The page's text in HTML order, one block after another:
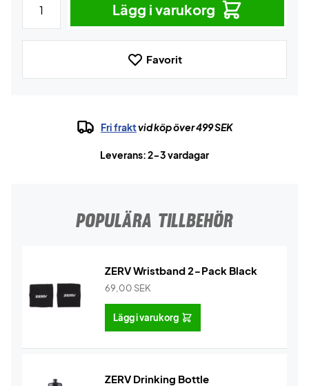
Lägg i varukorg
Favorit
Fri fraktvid köp över 499 SEK
Leverans: 2-3 vardagar
POPULÄRA TILLBEHÖR
ZERV Wristband 2-Pack Black
69,00 SEK
Lägg i varukorg
ZERV Drinking Bottle